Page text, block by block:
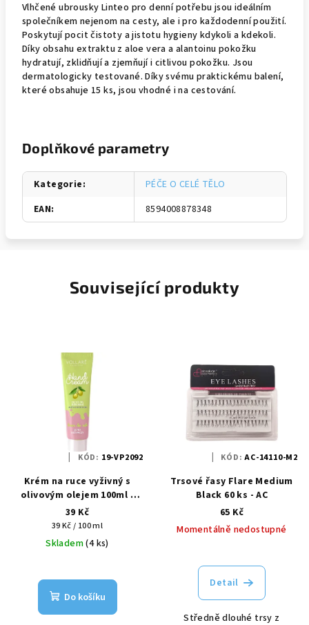
Vlhčené ubrousky Linteo pro denní potřebu jsou ideálním
společníkem nejenom na cesty, ale i pro každodenní použití.
Poskytují pocit čistoty a jistotu hygieny kdykoli a kdekoli.
Díky obsahu extraktu z aloe vera a alantoinu pokožku
hydratují, zklidňují a zjemňují i citlivou pokožku. Jsou
dermatologicky testované. Díky svému praktickému balení,
které obsahuje 15 ks, jsou vhodné i na cestování.
Doplňkové parametry
Kategorie:
PÉČE O CELÉ TĚLO
EAN: 8594008878348
Související produkty
Krém na ruce vyživný s
olivovým olejem 100ml -
Vollaré
39 Kč
Měrná
cena:
39 Kč / 100 ml
Skladem(4 ks)
Do košíku
KÓD: 19-VP2092
Trsové řasy Flare Medium
Black 60 ks - AC
65 Kč
Momentálně nedostupné
Detail
Středně dlouhé trsy z
KÓD:AC-14110-M2